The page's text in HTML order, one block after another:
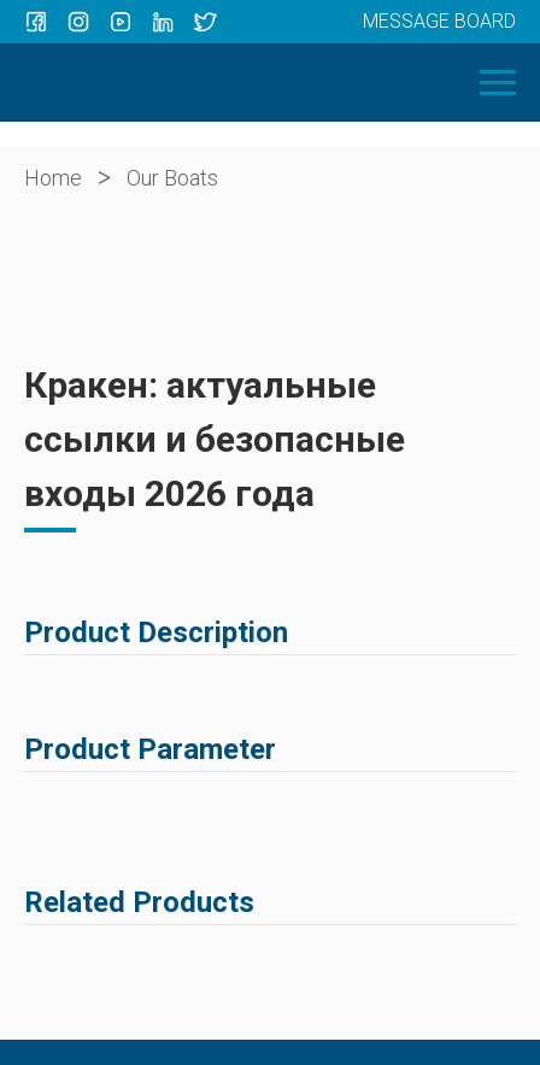
OUR BOATS
ABOUT US
MESSAGE BOARD
Home > Our Boats
Кракен: актуальные
ссылки и безопасные
входы 2026 года
Product Description
Product Parameter
Related Products